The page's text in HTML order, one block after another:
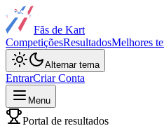
Fãs de Kart
CompetiçõesResultadosMelhores
Alternar tema
EntrarCriar Conta
Menu
Portal de resultados